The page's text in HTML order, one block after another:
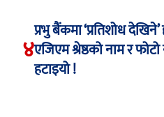
४
प्रभु बैंकमा ‘प्रतिशोध
एजिएम श्रेष्ठको नाम र
हटाइयो !